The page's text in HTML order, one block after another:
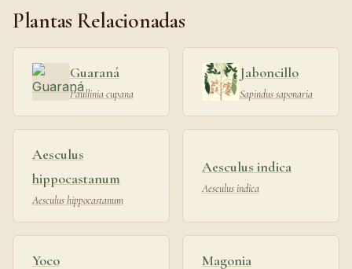
Plantas Relacionadas
Guaraná
Paullinia cupana
Jaboncillo
Sapindus saponaria
Aesculus
hippocastanum
Aesculus hippocastanum
Aesculus indica
Aesculus indica
Yoco Magonia